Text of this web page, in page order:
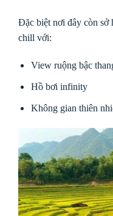
Đặc biệt nơi đây còn sở
chill với:
View ruộng bậc
Hồ bơi infinity
Không gian thiên